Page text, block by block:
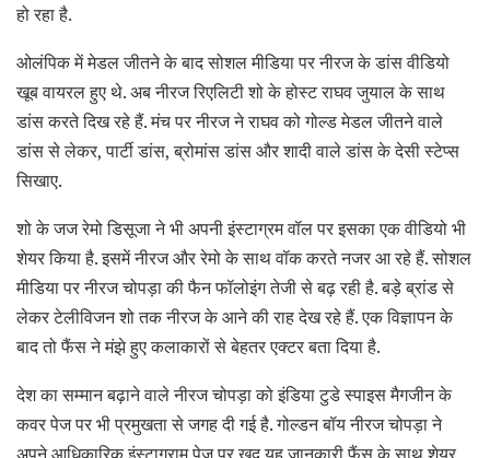
हो रहा है.
ओलंपिक में मेडल जीतने के बाद सोशल मीडिया पर नीरज के डांस वीडियो
खूब वायरल हुए थे. अब नीरज रिएलिटी शो के होस्ट राघव जुयाल के साथ
डांस करते दिख रहे हैं. मंच पर नीरज ने राघव को गोल्ड मेडल जीतने वाले
डांस से लेकर, पार्टी डांस, ब्रोमांस डांस और शादी वाले डांस के देसी स्टेप्स
सिखाए.
शो के जज रेमो डिसूजा ने भी अपनी इंस्टाग्रम वॉल पर इसका एक वीडियो भी
शेयर किया है. इसमें नीरज और रेमो के साथ वॉक करते नजर आ रहे हैं. सोशल
मीडिया पर नीरज चोपड़ा की फैन फॉलोइंग तेजी से बढ़ रही है. बड़े ब्रांड से
लेकर टेलीविजन शो तक नीरज के आने की राह देख रहे हैं. एक विज्ञापन के
बाद तो फैंस ने मंझे हुए कलाकारों से बेहतर एक्टर बता दिया है.
देश का सम्मान बढ़ाने वाले नीरज चोपड़ा को इंडिया टुडे स्पाइस मैगजीन के
कवर पेज पर भी प्रमुखता से जगह दी गई है. गोल्डन बॉय नीरज चोपड़ा ने